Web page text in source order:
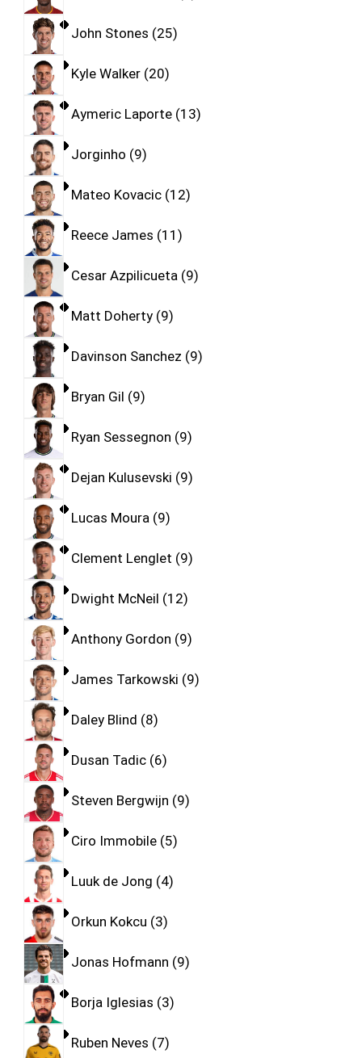
John Stones 25
Kyle Walker 20
Aymeric Laporte 13
Jorginho 9
Mateo Kovacic 12
Reece James 11
Cesar Azpilicueta 9
Matt Doherty 9
Davinson Sanchez 9
Bryan Gil 9
Ryan Sessegnon 9
Dejan Kulusevski 9
Lucas Moura 9
Clement Lenglet 9
Dwight McNeil 12
Anthony Gordon 9
James Tarkowski 9
Daley Blind 8
Dusan Tadic 6
Steven Bergwijn 9
Ciro Immobile 5
Luuk de Jong 4
Orkun Kokcu 3
Jonas Hofmann 9
Borja Iglesias 3
Ruben Neves 7